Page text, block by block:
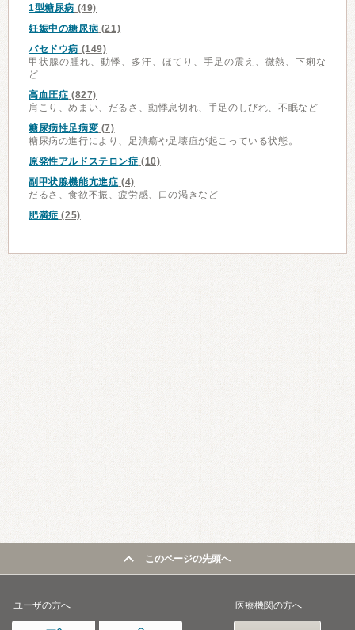
1型糖尿病 (49)
妊娠中の糖尿病 (21)
バセドウ病 (149)
甲状腺の腫れ、動悸、多汗、ほてり、手足の震え、微熱、下痢な
ど
高血圧症 (827)
肩こり、めまい、だるさ、動悸息切れ、手足のしびれ、不眠など
糖尿病性足病変 (7)
糖尿病の進行により、足潰瘍や足壊疽が起こっている状態。
原発性アルドステロン症 (10)
副甲状腺機能亢進症 (4)
だるさ、食欲不振、疲労感、口の渇きなど
肥満症 (25)
このページの先頭へ
ユーザの方へ 医療機関の方へ